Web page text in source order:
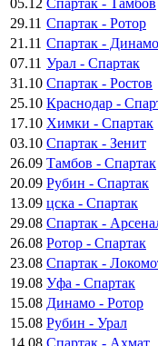
05.12 Спартак - Тамбов
29.11 Спартак - Ротор
21.11 Спартак - Динамо
07.11 Урал - Спартак
31.10 Спартак - Ростов
25.10 Краснодар -
17.10 Химки - Спартак
03.10 Спартак - Зенит
26.09 Тамбов - Спартак
20.09 Рубин - Спартак
13.09 цска - Спартак
29.08 Спартак -
26.08 Ротор - Спартак
23.08 Спартак -
19.08 Уфа - Спартак
15.08 Динамо - Ротор
15.08 Рубин - Урал
14.08 Спартак - Ахмат